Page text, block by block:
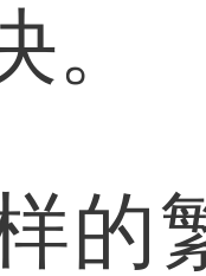
。
繁